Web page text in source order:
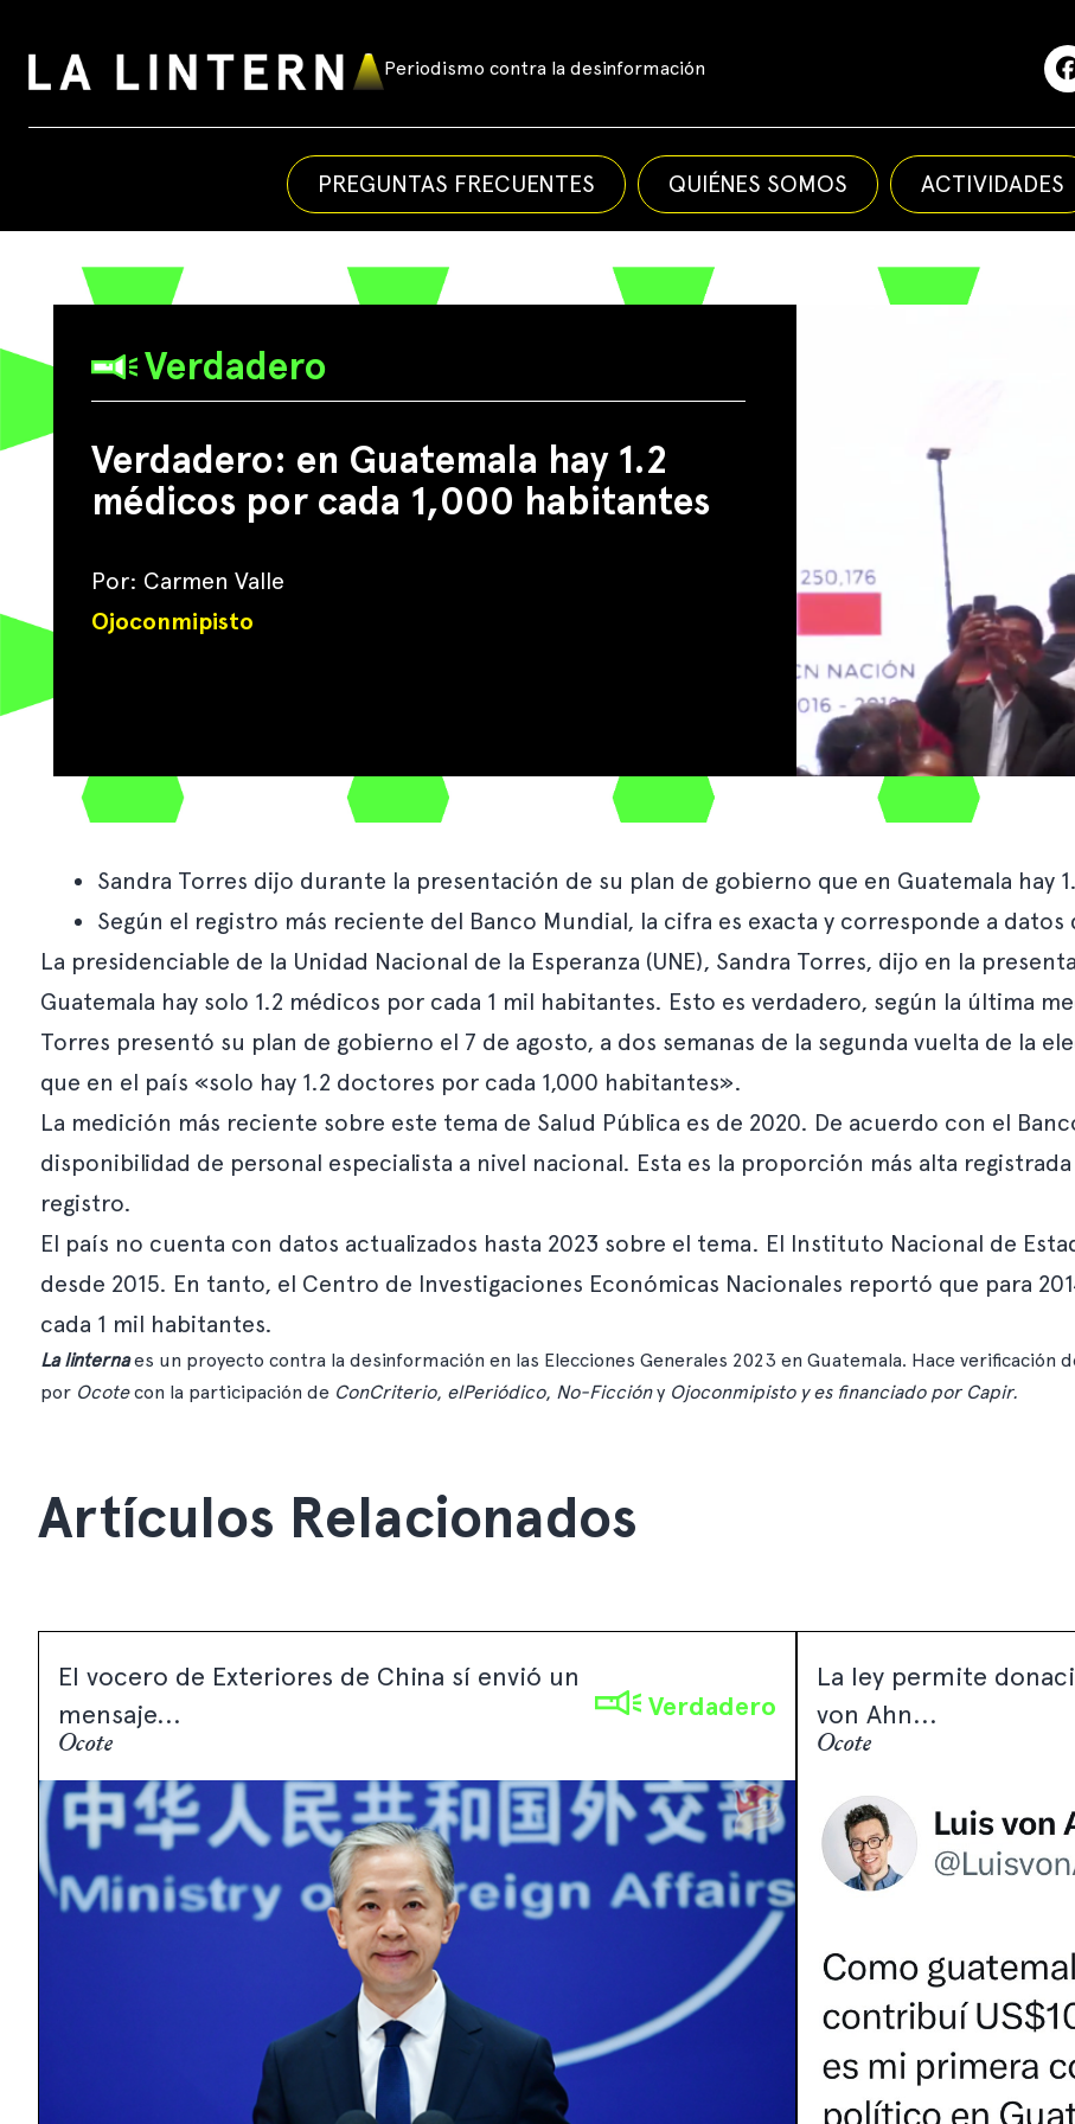
content
Periodismo contra la desinformación
La
PREGUNTAS FRECUENTES QUIÉNES SOMOS ACTIVIDADES
Verdadero
Verdadero: en Guatemala hay 1.2
médicos por cada 1,000 habitantes
Por: Carmen Valle
Ojoconmipisto
Sandra Torres dijo durante la presentación de su plan de gobierno que en Guatemala hay
Según el registro más reciente del Banco Mundial, la cifra es exacta y corresponde a datos
La presidenciable de la Unidad Nacional de la Esperanza (UNE), Sandra Torres, dijo en la
Guatemala hay solo 1.2 médicos por cada 1 mil habitantes. Esto es verdadero, según la última
Torres presentó su plan de gobierno el 7 de agosto, a dos semanas de la segunda vuelta de la
que en el país «solo hay 1.2 doctores por cada 1,000 habitantes».
La medición más reciente sobre este tema de Salud Pública es de 2020. De acuerdo con el
disponibilidad de personal especialista a nivel nacional. Esta es la proporción más alta
registro.
El país no cuenta con datos actualizados hasta 2023 sobre el tema. El Instituto Nacional de
desde 2015. En tanto, el Centro de Investigaciones Económicas Nacionales reportó que para
cada 1 mil habitantes.
La linternaes un proyecto contra la desinformación en las Elecciones Generales 2023 en Guatemala. Hace
por Ocote con la participación de ConCriterio, elPeriódico, No-Ficción y Ojoconmipisto y es financiado por Capir.
Artículos Relacionados
El vocero de Exteriores de China sí envió un
mensaje...
Ocote
Verdadero
La ley permite
von Ahn...
Ocote